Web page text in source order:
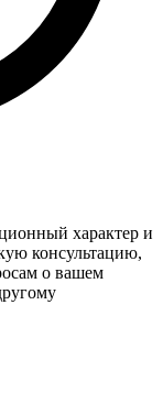
характер и
консультацию,
о вашем